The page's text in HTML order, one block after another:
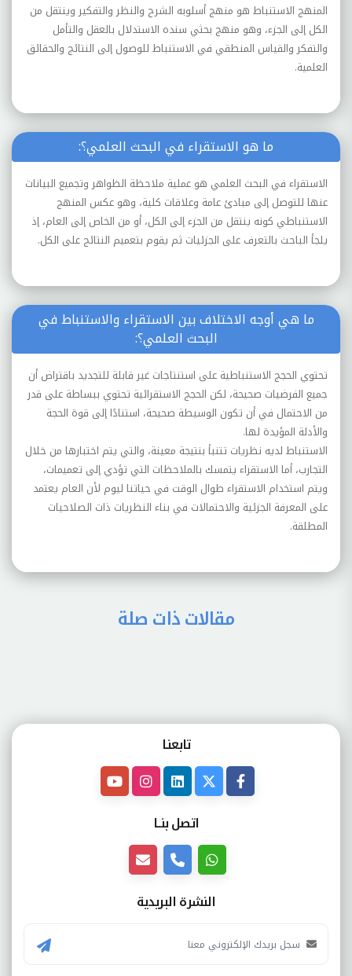
المنهج الاستنباط هو منهج أسلوبه الشرح والنظر والتفكير وينتقل من
الكل إلى الجزء، وهو منهج بحثي سنده الاستدلال بالعقل والتأمل
والتفكر والقياس المنطقي في الاستنباط للوصول إلى النتائج والحقائق
العلمية.
ما هو الاستقراء في البحث العلمي؟:
الاستقراء في البحث العلمي هو عملية ملاحظة الظواهر وتجميع البيانات
عنها للتوصل إلى مبادئ عامة وعلاقات كلية، وهو عكس المنهج
الاستنباطي كونه ينتقل من الجزء إلى الكل، أو من الخاص إلى العام، إذ
يلجأ الباحث بالتعرف على الجزئيات ثم يقوم بتعميم النتائج على الكل.
ما هي أوجه الاختلاف بين الاستقراء والاستنباط في
البحث العلمي؟:
تحتوي الحجج الاستنباطية على استنتاجات غير قابلة للتجديد باقتراض أن
جميع الفرضيات صحيحة، لكن الحجج الاستقرائية تحتوي ببساطة على قدر
من الاحتمال في أن تكون الوسيطة صحيحة، استنادًا إلى قوة الحجة
والأدلة المؤيدة لها.
الاستنباط لديه نظريات تتنبأ بنتيجة معينة، والتي يتم اختبارها من خلال
التجارب، أما الاستقراء يتمسك بالملاحظات التي تؤدي إلى تعميمات،
ويتم استخدام الاستقراء طوال الوقت في حياتنا ليوم لأن العام يعتمد
على المعرفة الجزئية والاحتمالات في بناء النظريات ذات الصلاحيات
المطلقة.
مقالات ذات صلة
تابعنـا
اتصل بنــا
النشرة البريدية